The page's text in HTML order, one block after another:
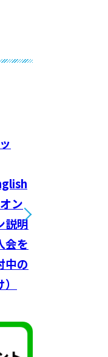
ン
説明
会を
中の